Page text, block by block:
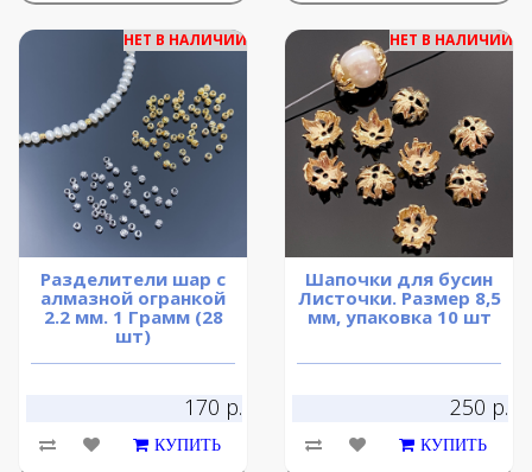
НЕТ В НАЛИЧИИ
Разделители шар с
алмазной огранкой
2.2 мм. 1 Грамм (28
шт)
170 р.
КУПИТЬ
НЕТ В НАЛИЧИИ
Шапочки для бусин
Листочки. Размер 8,5
мм, упаковка 10 шт
250 р.
КУПИТЬ